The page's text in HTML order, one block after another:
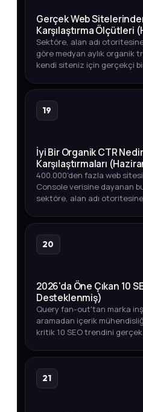
Gerçek Web
Karşılaştırma Ölçütleri
Sektöre, alan adı
göre medyan aylık organik
kendi siteniz için gerçekçi
19
İyi Bir Organik CTR
Karşılaştırmaları
400.000'den fazla web
Console verisine dayanan
sektöre, alan adı
keşfedin.
20
2026'da Öne Çıkan 10
Desteklenmiş)
Query fan-out'tan marka
aramadan içerik
kritik 10 SEO trendini
21